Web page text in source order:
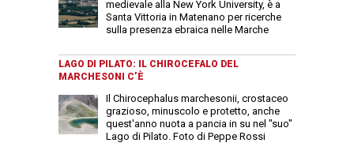
medievale alla New York University, è a
Santa Vittoria in Matenano per ricerche
sulla presenza ebraica nelle Marche
LAGO DI PILATO: IL CHIROCEFALO DEL
MARCHESONI C’È
Il Chirocephalus marchesonii, crostaceo
grazioso, minuscolo e protetto, anche
quest'anno nuota a pancia in su nel "suo"
Lago di Pilato. Foto di Peppe Rossi